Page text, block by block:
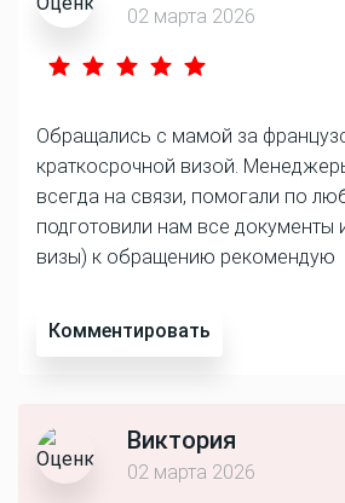
02 марта 2026
Обращались с мамой за
краткосрочной визой.
всегда на связи, помогали по
подготовили нам все документы
визы) к обращению рекомендую
Комментировать
Виктория
02 марта 2026